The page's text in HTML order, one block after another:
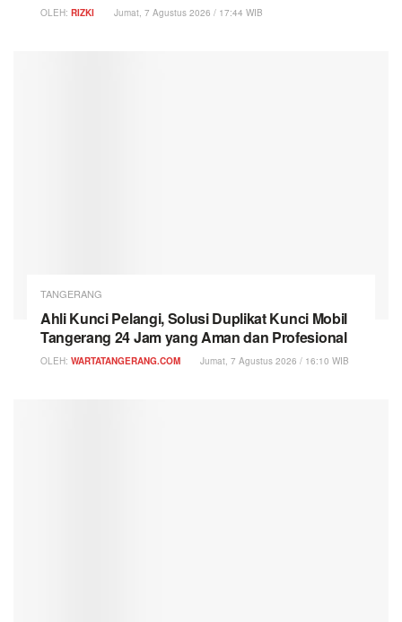
OLEH: RIZKI Jumat, 7 Agustus 2026 / 17:44 WIB
TANGERANG
Ahli Kunci Pelangi, Solusi Duplikat Kunci Mobil
Tangerang 24 Jam yang Aman dan Profesional
OLEH: WARTATANGERANG.COM Jumat, 7 Agustus 2026 / 16:10 WIB